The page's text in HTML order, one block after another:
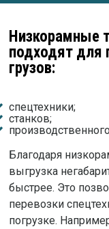
Низкорамные
подходят для
грузов:
спецтехники;
станков;
Благодаря
выгрузка
быстрее. Это
перевозки
погрузке.